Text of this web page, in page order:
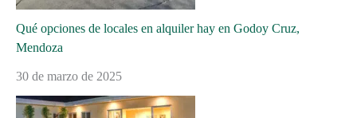
Qué opciones de locales en alquiler hay en Godoy Cruz,
Mendoza
30 de marzo de 2025